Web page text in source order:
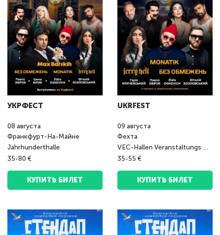
УКРФЕСТ
08 августа
Франкфурт-На-Майне
Jahrhunderthalle
35-80 €
КУПИТЬ БИЛЕТ
UKRFEST
09 августа
Фехта
VEC-Hallen Veranstaltungs GmbH
35-55 €
КУПИТЬ БИЛЕТ